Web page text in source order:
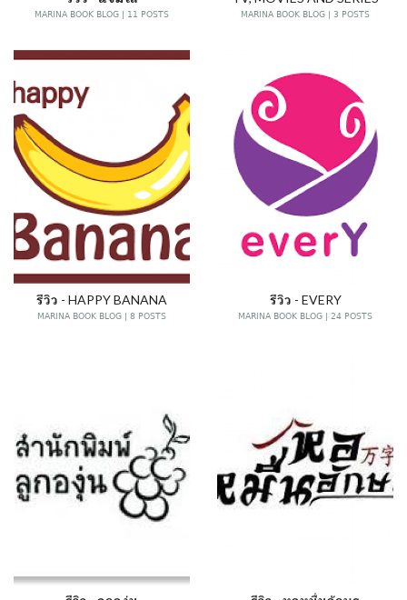
MARINA BOOK BLOG | 11 POSTS MARINA BOOK BLOG | 3 POSTS
รีวิว - HAPPY BANANA
MARINA BOOK BLOG | 8 POSTS
รีวิว - EVERY
MARINA BOOK BLOG | 24 POSTS